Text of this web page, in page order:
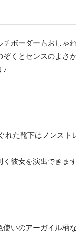
ボーダーもおしゃ
くとセンスのよさ
♪
れた靴下はノンスト
彼女を演出できます
いのアーガイル柄